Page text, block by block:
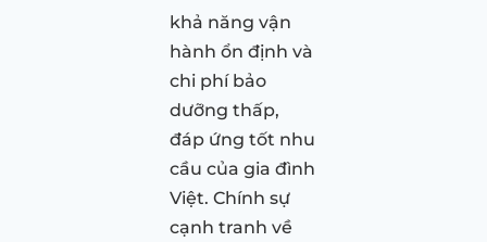
khả năng vận
hành ổn định và
chi phí bảo
dưỡng thấp,
đáp ứng tốt nhu
cầu của gia đình
Việt. Chính sự
cạnh tranh về